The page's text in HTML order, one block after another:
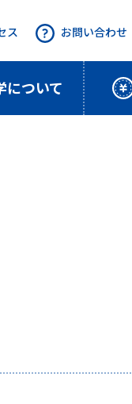
について
ス お問い合わせ